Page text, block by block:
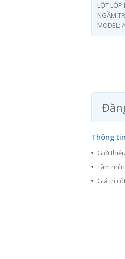
LỘT LỚP
NGẦM
MODEL:
Thông
Giới thiệu
Tầm nhìn
Giá trị